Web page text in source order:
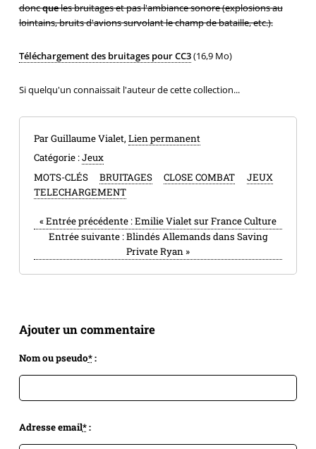
doncqueles bruitages et pas l'ambiance sonore (explosions au
lointains, bruits d'avions survolant le champ de bataille, etc.).
Téléchargement des bruitages pour CC3(16,9 Mo)
Si quelqu'un connaissait l'auteur de cette collection...
Par Guillaume Vialet, Lien permanent
Catégorie :Jeux
MOTS-CLÉS
BRUITAGES CLOSE COMBAT
JEUX
TELECHARGEMENT
«Entrée précédente :Emilie Vialet sur France Culture
Entrée suivante :Blindés Allemands dans Saving
Private Ryan »
Ajouter un commentaire
Nom ou pseudo*:
Adresse email*: